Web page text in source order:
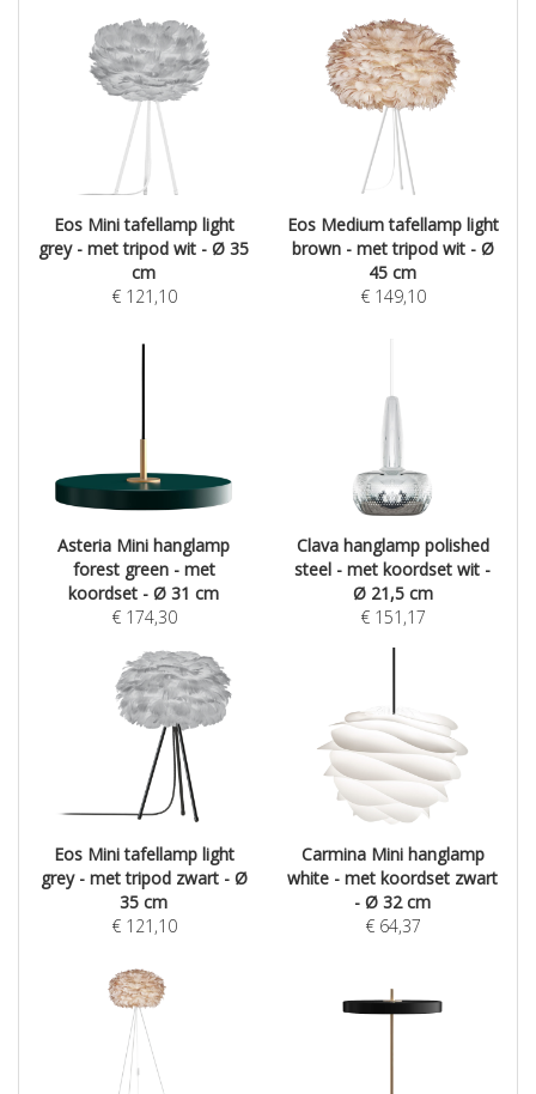
Eos Mini tafellamp light
grey - met tripod wit - Ø 35
cm
€ 121,10
Eos Medium tafellamp light
brown - met tripod wit - Ø
45 cm
€ 149,10
Asteria Mini hanglamp
forest green - met
koordset - Ø 31 cm
€ 174,30
Clava hanglamp polished
steel - met koordset wit -
Ø 21,5 cm
€ 151,17
Eos Mini tafellamp light
grey - met tripod zwart - Ø
35 cm
€ 121,10
Carmina Mini hanglamp
white - met koordset zwart
- Ø 32 cm
€ 64,37